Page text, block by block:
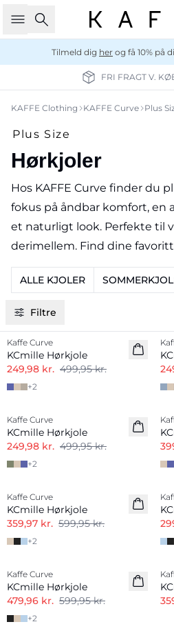
Søg
Tilmeld dig her og få 10% på
FRI FRAGT V.
KAFFE Clothing KAFFE Curve Plus
Hørkjoler
Plus Size
Hos KAFFE Curve finder du
fokus på åndbar komfort, en
et naturligt look. Perfekte til
derimellem. Find dine
ALLE KJOLER
Filtre
Hørmix
-50%
Kaffe Curve
KCmille Hørkjole
249,98 kr. 499,95 kr.
+2
Hørmix
Kaffe Curve
KCmille Hørkjole
249,98 kr. 499,95 kr.
+2
Hørmix
Kaffe Curve
KCmille Hørkjole
359,97 kr. 599,95 kr.
+2
Hørmix
Kaffe Curve
KCmille Hørkjole
479,96 kr. 599,95 kr.
+2